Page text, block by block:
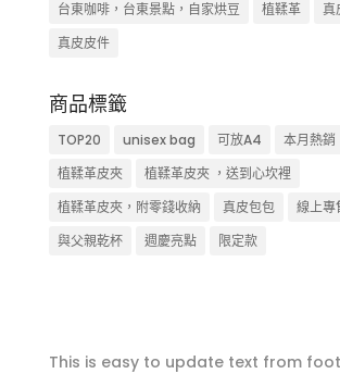
台東咖啡，台東景點，自家烘豆 植鞣革
真
真皮皮件
商品標籤
TOP20 unisex bag 可放A4 本月熱銷
植鞣革皮夾
植鞣革皮夾 ，送到心坎裡
植鞣革皮夾，附零錢收納
真皮包包
線上專
與父親乾杯
週慶亮點 限定款
This is easy to update text from